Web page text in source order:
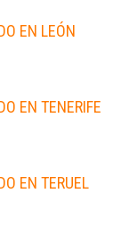
EN LEÓN
EN TENERIFE
EN TERUEL